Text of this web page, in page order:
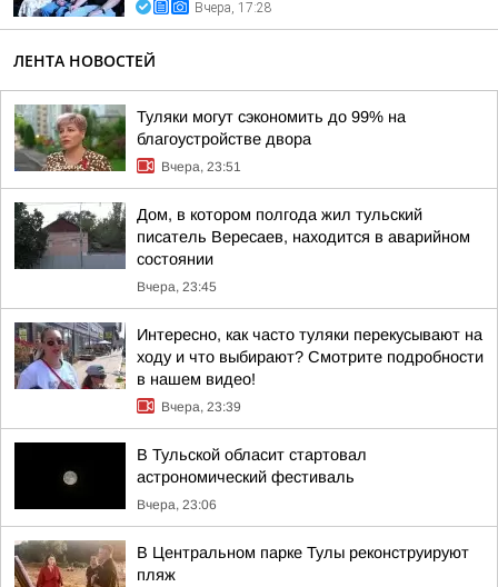
Вчера, 17:28
ЛЕНТА НОВОСТЕЙ
Туляки могут сэкономить до 99% на
благоустройстве двора
Вчера, 23:51
Дом, в котором полгода жил тульский
писатель Вересаев, находится в аварийном
состоянии
Вчера, 23:45
Интересно, как часто туляки перекусывают на
ходу и что выбирают? Смотрите подробности
в нашем видео!
Вчера, 23:39
В Тульской обласит стартовал
астрономический фестиваль
Вчера, 23:06
В Центральном парке Тулы реконструируют
пляж